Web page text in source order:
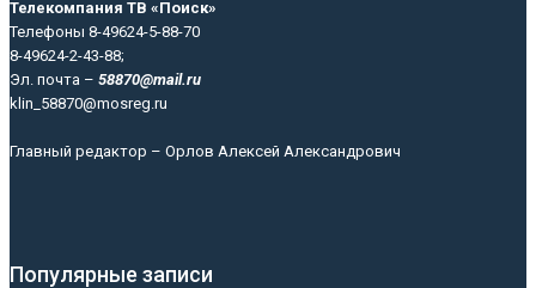
Телекомпания ТВ «Поиск»
Телефоны 8-49624-5-88-70
8-49624-2-43-88;
Эл. почта – 58870@mail.ru
klin_58870@mosreg.ru
Главный редактор – Орлов Алексей Александрович
Популярные записи